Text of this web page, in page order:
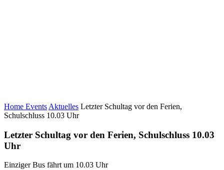
Home Events Aktuelles Letzter Schultag vor den Ferien,
Schulschluss 10.03 Uhr
Letzter Schultag vor den Ferien, Schulschluss 10.03
Uhr
Einziger Bus fährt um 10.03 Uhr